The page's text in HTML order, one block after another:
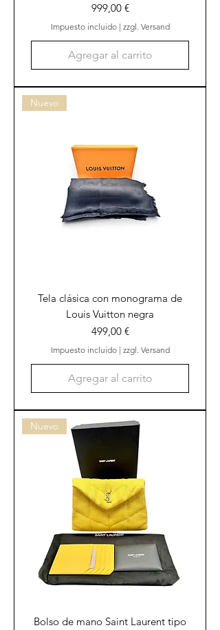
Precio
999,00 €
Impuesto incluido| zzgl. Versand
Agregar al carrito
Nuevo
Tela clásica con monograma de
Louis Vuitton negra
Precio
499,00 €
Impuesto incluido| zzgl. Versand
Agregar al carrito
Nuevo
Bolso de mano Saint Laurent tipo